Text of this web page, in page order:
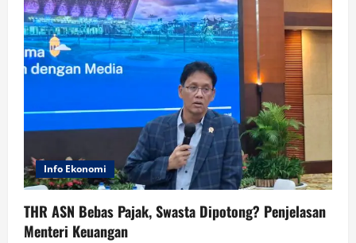
Info Ekonomi
THR ASN Bebas Pajak, Swasta Dipotong? Penjelasan
Menteri Keuangan